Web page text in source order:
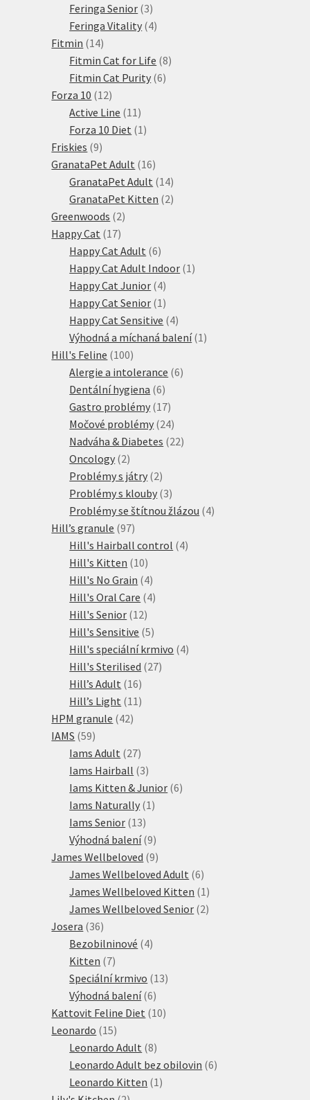
produkty
Feringa Senior 33
produkty
Feringa Vitality 44
Fitmin 1414
produktů
Fitmin Cat for Life 88
Fitmin Cat Purity 66
Forza 10 1212
produktů
Active Line 1111
produktů
Forza 10 Diet 11
Friskies 99
produktů
GranataPet Adult 1616
produktů
GranataPet Adult 1414
produktů
GranataPet Kitten 22
Greenwoods 22
Happy Cat 1717
produktů
Happy Cat Adult 66
produktů
Happy Cat Adult Indoor 11
Happy Cat Junior 44
produkty
Happy Cat Senior 11
produkt
Happy Cat Sensitive 44
produkty
Výhodná a míchaná balení 11
Hill's Feline 100100
produktů
Alergie a intolerance 66
Dentální hygiena 66
produktů
Gastro problémy 1717
produktů
Močové problémy 2424
produktů
Nadváha & Diabetes 2222
Oncology 22
produkty
Problémy s játry 22
produkty
Problémy s klouby 33
produkty
Problémy se štítnou žlázou 44
Hill’s granule 9797
produktů
Hill's Hairball control 44
Hill's Kitten 1010
produktů
Hill's No Grain 44
produkty
Hill's Oral Care 44
Hill's Senior 1212
produktů
Hill's Sensitive 55
produktů
Hill's speciální krmivo 44
Hill's Sterilised 2727
Hill’s Adult 1616
produktů
Hill’s Light 1111
HPM granule 4242
IAMS 5959
produktů
Iams Adult 2727
produktů
Iams Hairball 33
produkty
Iams Kitten & Junior 66
Iams Naturally 11
Iams Senior 1313
produktů
Výhodná balení 99
produktů
James Wellbeloved 99
produktů
James Wellbeloved Adult 66
produktů
James Wellbeloved Kitten 11
produkt
James Wellbeloved Senior 22
Josera 3636
produktů
Bezobilninové 44
Kitten 77
produktů
Speciální krmivo 1313
Výhodná balení 66
produktů
Kattovit Feline Diet 1010
Leonardo 1515
produktů
Leonardo Adult 88
produktů
Leonardo Adult bez obilovin 66
Leonardo Kitten 11